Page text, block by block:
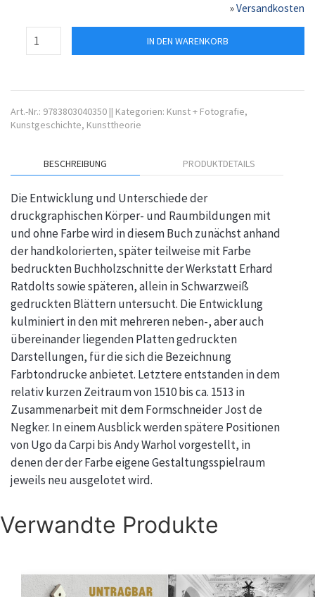
»Versandkosten
IN DEN WARENKORB
Art.-Nr.: 9783803040350 || Kategorien: Kunst + Fotografie,
Kunstgeschichte, Kunsttheorie
BESCHREIBUNG PRODUKTDETAILS
Die Entwicklung und Unterschiede der
druckgraphischen Körper- und Raumbildungen mit
und ohne Farbe wird in diesem Buch zunächst anhand
der handkolorierten, später teilweise mit Farbe
bedruckten Buchholzschnitte der Werkstatt Erhard
Ratdolts sowie späteren, allein in Schwarzweiß
gedruckten Blättern untersucht. Die Entwicklung
kulminiert in den mit mehreren neben-, aber auch
übereinander liegenden Platten gedruckten
Darstellungen, für die sich die Bezeichnung
Farbtondrucke anbietet. Letztere entstanden in dem
relativ kurzen Zeitraum von 1510 bis ca. 1513 in
Zusammenarbeit mit dem Formschneider Jost de
Negker. In einem Ausblick werden spätere Positionen
von Ugo da Carpi bis Andy Warhol vorgestellt, in
denen der der Farbe eigene Gestaltungsspielraum
jeweils neu ausgelotet wird.
Verwandte Produkte